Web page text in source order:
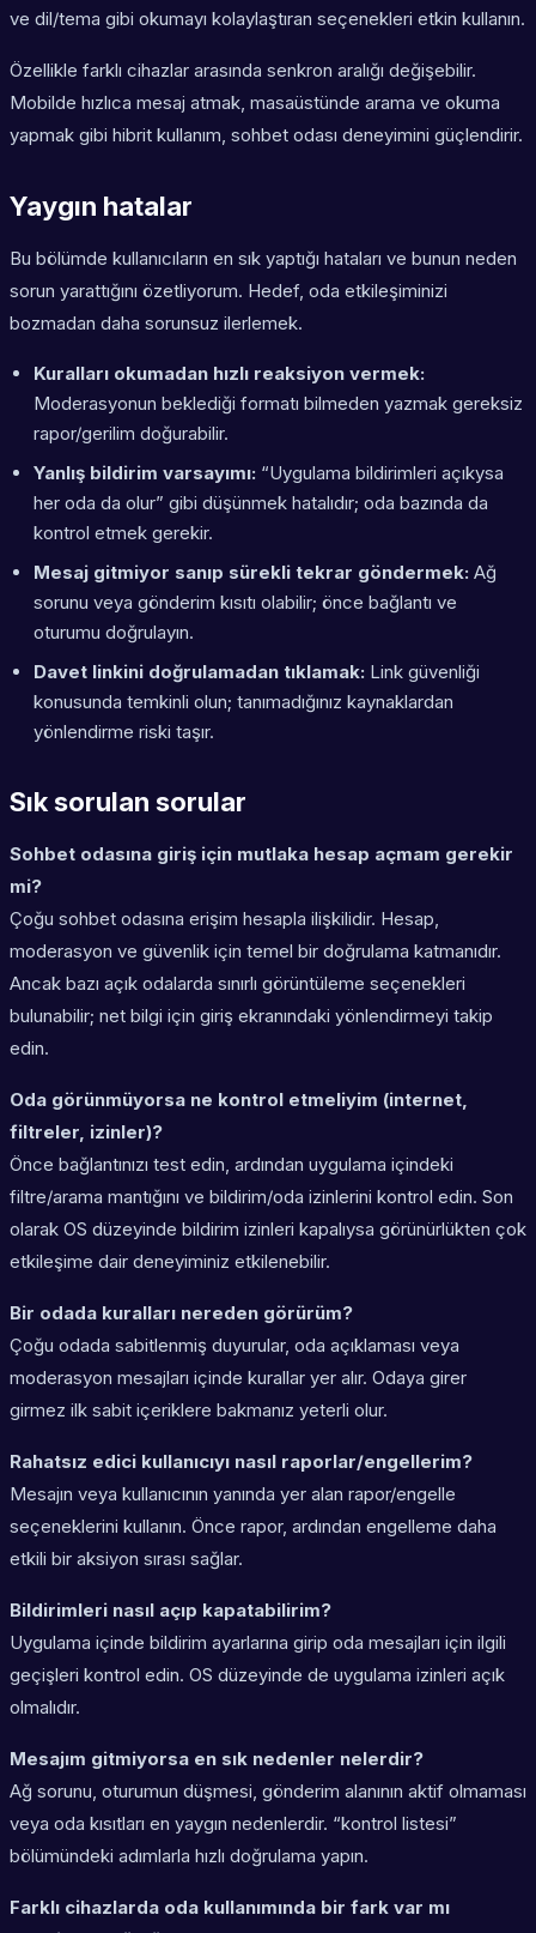
ve dil/tema gibi okumayı kolaylaştıran seçenekleri etkin kullanın.
Özellikle farklı cihazlar arasında senkron aralığı değişebilir.
Mobilde hızlıca mesaj atmak, masaüstünde arama ve okuma
yapmak gibi hibrit kullanım, sohbet odası deneyimini güçlendirir.
Yaygın hatalar
Bu bölümde kullanıcıların en sık yaptığı hataları ve bunun neden
sorun yarattığını özetliyorum. Hedef, oda etkileşiminizi
bozmadan daha sorunsuz ilerlemek.
Kuralları okumadan hızlı reaksiyon vermek:
Moderasyonun beklediği formatı bilmeden yazmak gereksiz
rapor/gerilim doğurabilir.
Yanlış bildirim varsayımı: “Uygulama bildirimleri açıkysa
her oda da olur” gibi düşünmek hatalıdır; oda bazında da
kontrol etmek gerekir.
Mesaj gitmiyor sanıp sürekli tekrar göndermek: Ağ
sorunu veya gönderim kısıtı olabilir; önce bağlantı ve
oturumu doğrulayın.
Davet linkini doğrulamadan tıklamak: Link güvenliği
konusunda temkinli olun; tanımadığınız kaynaklardan
yönlendirme riski taşır.
Sık sorulan sorular
Sohbet odasına giriş için mutlaka hesap açmam gerekir
mi?
Çoğu sohbet odasına erişim hesapla ilişkilidir. Hesap,
moderasyon ve güvenlik için temel bir doğrulama katmanıdır.
Ancak bazı açık odalarda sınırlı görüntüleme seçenekleri
bulunabilir; net bilgi için giriş ekranındaki yönlendirmeyi takip
edin.
Oda görünmüyorsa ne kontrol etmeliyim (internet,
filtreler, izinler)?
Önce bağlantınızı test edin, ardından uygulama içindeki
filtre/arama mantığını ve bildirim/oda izinlerini kontrol edin. Son
olarak OS düzeyinde bildirim izinleri kapalıysa görünürlükten çok
etkileşime dair deneyiminiz etkilenebilir.
Bir odada kuralları nereden görürüm?
Çoğu odada sabitlenmiş duyurular, oda açıklaması veya
moderasyon mesajları içinde kurallar yer alır. Odaya girer
girmez ilk sabit içeriklere bakmanız yeterli olur.
Rahatsız edici kullanıcıyı nasıl raporlar/engellerim?
Mesajın veya kullanıcının yanında yer alan rapor/engelle
seçeneklerini kullanın. Önce rapor, ardından engelleme daha
etkili bir aksiyon sırası sağlar.
Bildirimleri nasıl açıp kapatabilirim?
Uygulama içinde bildirim ayarlarına girip oda mesajları için ilgili
geçişleri kontrol edin. OS düzeyinde de uygulama izinleri açık
olmalıdır.
Mesajım gitmiyorsa en sık nedenler nelerdir?
Ağ sorunu, oturumun düşmesi, gönderim alanının aktif olmaması
veya oda kısıtları en yaygın nedenlerdir. “kontrol listesi”
bölümündeki adımlarla hızlı doğrulama yapın.
Farklı cihazlarda oda kullanımında bir fark var mı